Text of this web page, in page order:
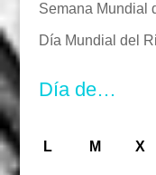
Semana Mundial
Día Mundial del
Día de…
L M X